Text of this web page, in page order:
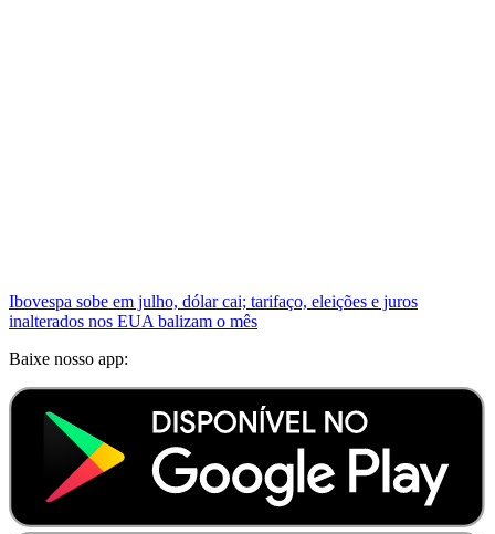
Ibovespa sobe em julho, dólar cai; tarifaço, eleições e juros
inalterados nos EUA balizam o mês
Baixe nosso app: